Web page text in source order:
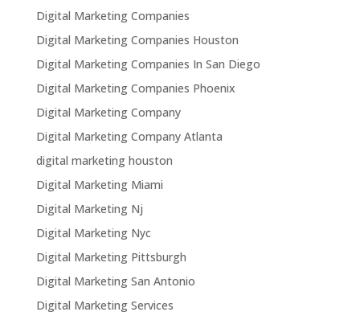
Digital Marketing Companies
Digital Marketing Companies Houston
Digital Marketing Companies In San Diego
Digital Marketing Companies Phoenix
Digital Marketing Company
Digital Marketing Company Atlanta
digital marketing houston
Digital Marketing Miami
Digital Marketing Nj
Digital Marketing Nyc
Digital Marketing Pittsburgh
Digital Marketing San Antonio
Digital Marketing Services